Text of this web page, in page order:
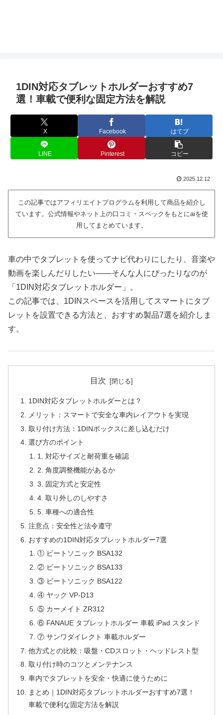
1DIN対応タブレットホルダーおすすめ7
選！車載で便利な固定方法を解説
X Facebook はてブ
LINE Pinterest コピー
2025.12.12
この記事ではアフィリエイトプログラムを利用して商品を紹介し
ています。公式情報やネット上の口コミ・スペックをもとにaiを使
用してまとめています。
車の中でタブレットを使ってナビ代わりにしたり、音楽や
動画を楽しんだりしたい――そんな人にぴったりなのが
「1DIN対応タブレットホルダー」。
この記事では、1DINスペースを活用してスマートにタブ
レットを設置できる方法と、おすすめ製品7選を紹介しま
す。
目次
1DIN対応タブレットホルダーとは？
メリット：スマートで安全な車内レイアウトを実現
取り付け方法：1DINボックスに差し込むだけ
選び方のポイント
1. 対応サイズと耐荷重を確認
2. 角度調整機能があるか
3. 固定方式と安定性
4. 取り外しのしやすさ
5. 車種への適合性
注意点：安全性と法令遵守
おすすめの1DIN対応タブレットホルダー7選
① ビートソニック BSA132
② ビートソニック BSA133
③ ビートソニック BSA122
④ ヤック VP-D13
⑤ カーメイト ZR312
⑥ FANAUE タブレットホルダー 車載 iPad スタンド
⑦ サンワダイレクト 車載ホルダー
他方式との比較：吸盤・CDスロット・ヘッドレスト型
取り付け時のコツとメンテナンス
車内でタブレットを安全・快適に使うために
まとめ｜1DIN対応タブレットホルダーおすすめ7選！
車載で便利な固定方法を解説